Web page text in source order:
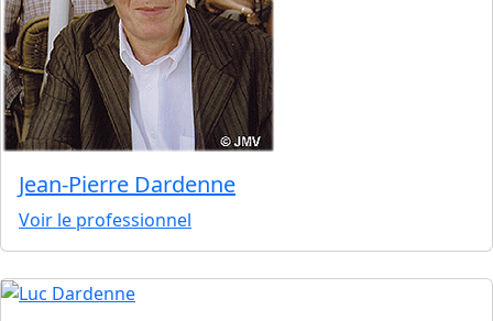
Jean-Pierre Dardenne
Voir le professionnel